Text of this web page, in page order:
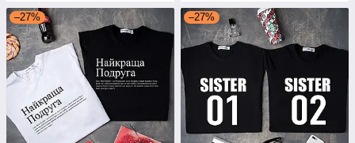
–27% –27%